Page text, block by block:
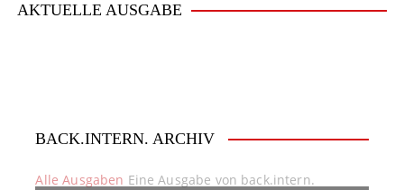
AKTUELLE AUSGABE
BACK.INTERN. ARCHIV
Alle Ausgaben Eine Ausgabe von back.intern.